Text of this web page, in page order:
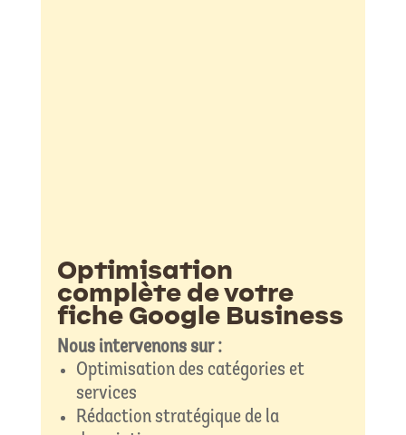
Optimisation
complète de votre
fiche Google Business
Nous intervenons sur :
Optimisation des catégories et
services
Rédaction stratégique de la